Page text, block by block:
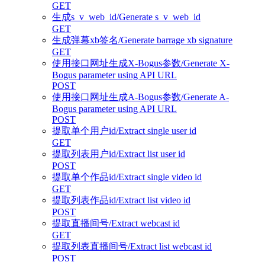
GET
生成s_v_web_id/Generate s_v_web_id
GET
生成弹幕xb签名/Generate barrage xb signature
GET
使用接口网址生成X-Bogus参数/Generate X-
Bogus parameter using API URL
POST
使用接口网址生成A-Bogus参数/Generate A-
Bogus parameter using API URL
POST
提取单个用户id/Extract single user id
GET
提取列表用户id/Extract list user id
POST
提取单个作品id/Extract single video id
GET
提取列表作品id/Extract list video id
POST
提取直播间号/Extract webcast id
GET
提取列表直播间号/Extract list webcast id
POST